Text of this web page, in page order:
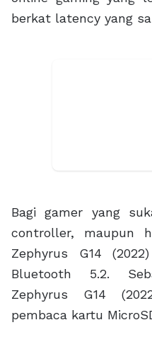
controller, maupun
satu laptop yang
AMD Advantage
CPU AMD Ryzen
GPU AMD Radeon
CPU dan GPU
memungkinkan